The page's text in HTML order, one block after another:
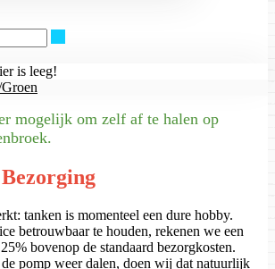
is leeg!
mogelijk om zelf af te halen op
tanken is momenteel een dure hobby.
betrouwbaar te houden, rekenen we een
bovenop de standaard bezorgkosten.
pomp weer dalen, doen wij dat natuurlijk